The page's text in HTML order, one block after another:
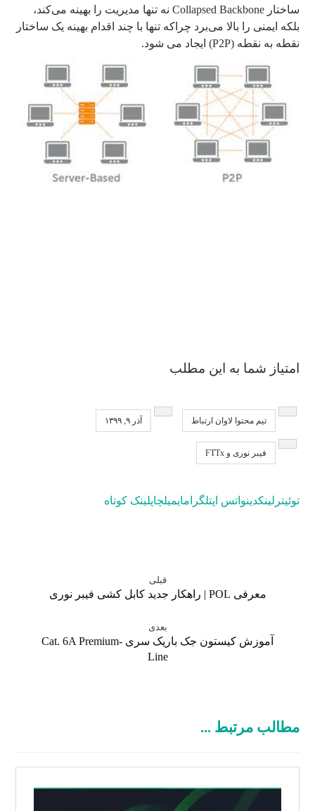
ساختار Collapsed Backbone نه تنها مدیریت را بهینه می‌کند،
بلکه ایمنی را بالا می‌برد چراکه تنها با چند اقدام بهینه یک ساختار
نقطه به نقطه (P2P) ایجاد می شود.
امتیاز شما به این مطلب
تیم محتوا لاوان ارتباط آذر ۹, ۱۳۹۹
فیبر نوری و FTTx
توئیتر لینکدینواتس اپتلگرامایمیلچاپلینک کوتاه
قبلی
معرفی POL | راهکار جدید کابل کشی فیبر نوری
بعدی
آموزش کیستون جک باریک سری Cat. 6A Premium-
Line
مطالب مرتبط ...